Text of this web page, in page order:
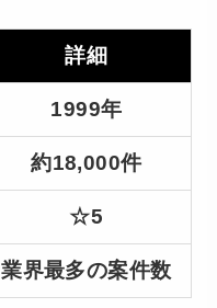
詳細
1999年
約18,000件
☆5
業界最多の案件数